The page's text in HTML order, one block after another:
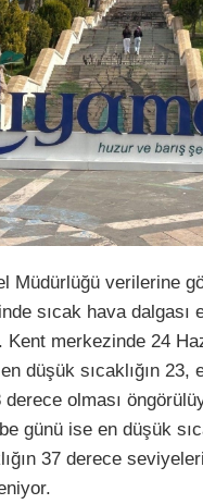
Müdürlüğü verilerine
sıcak hava dalgası
Kent merkezinde 24
düşük sıcaklığın 23,
derece olması
günü ise en düşük
37 derece